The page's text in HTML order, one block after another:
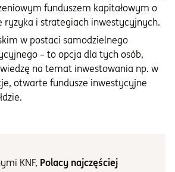
funduszem kapitałowym o
ryzyka i strategiach inwestycyjnych.
w postaci samodzielnego
– to opcja dla tych osób,
na temat inwestowania np. w
otwarte fundusze inwestycyjne
KNF, Polacy najczęściej